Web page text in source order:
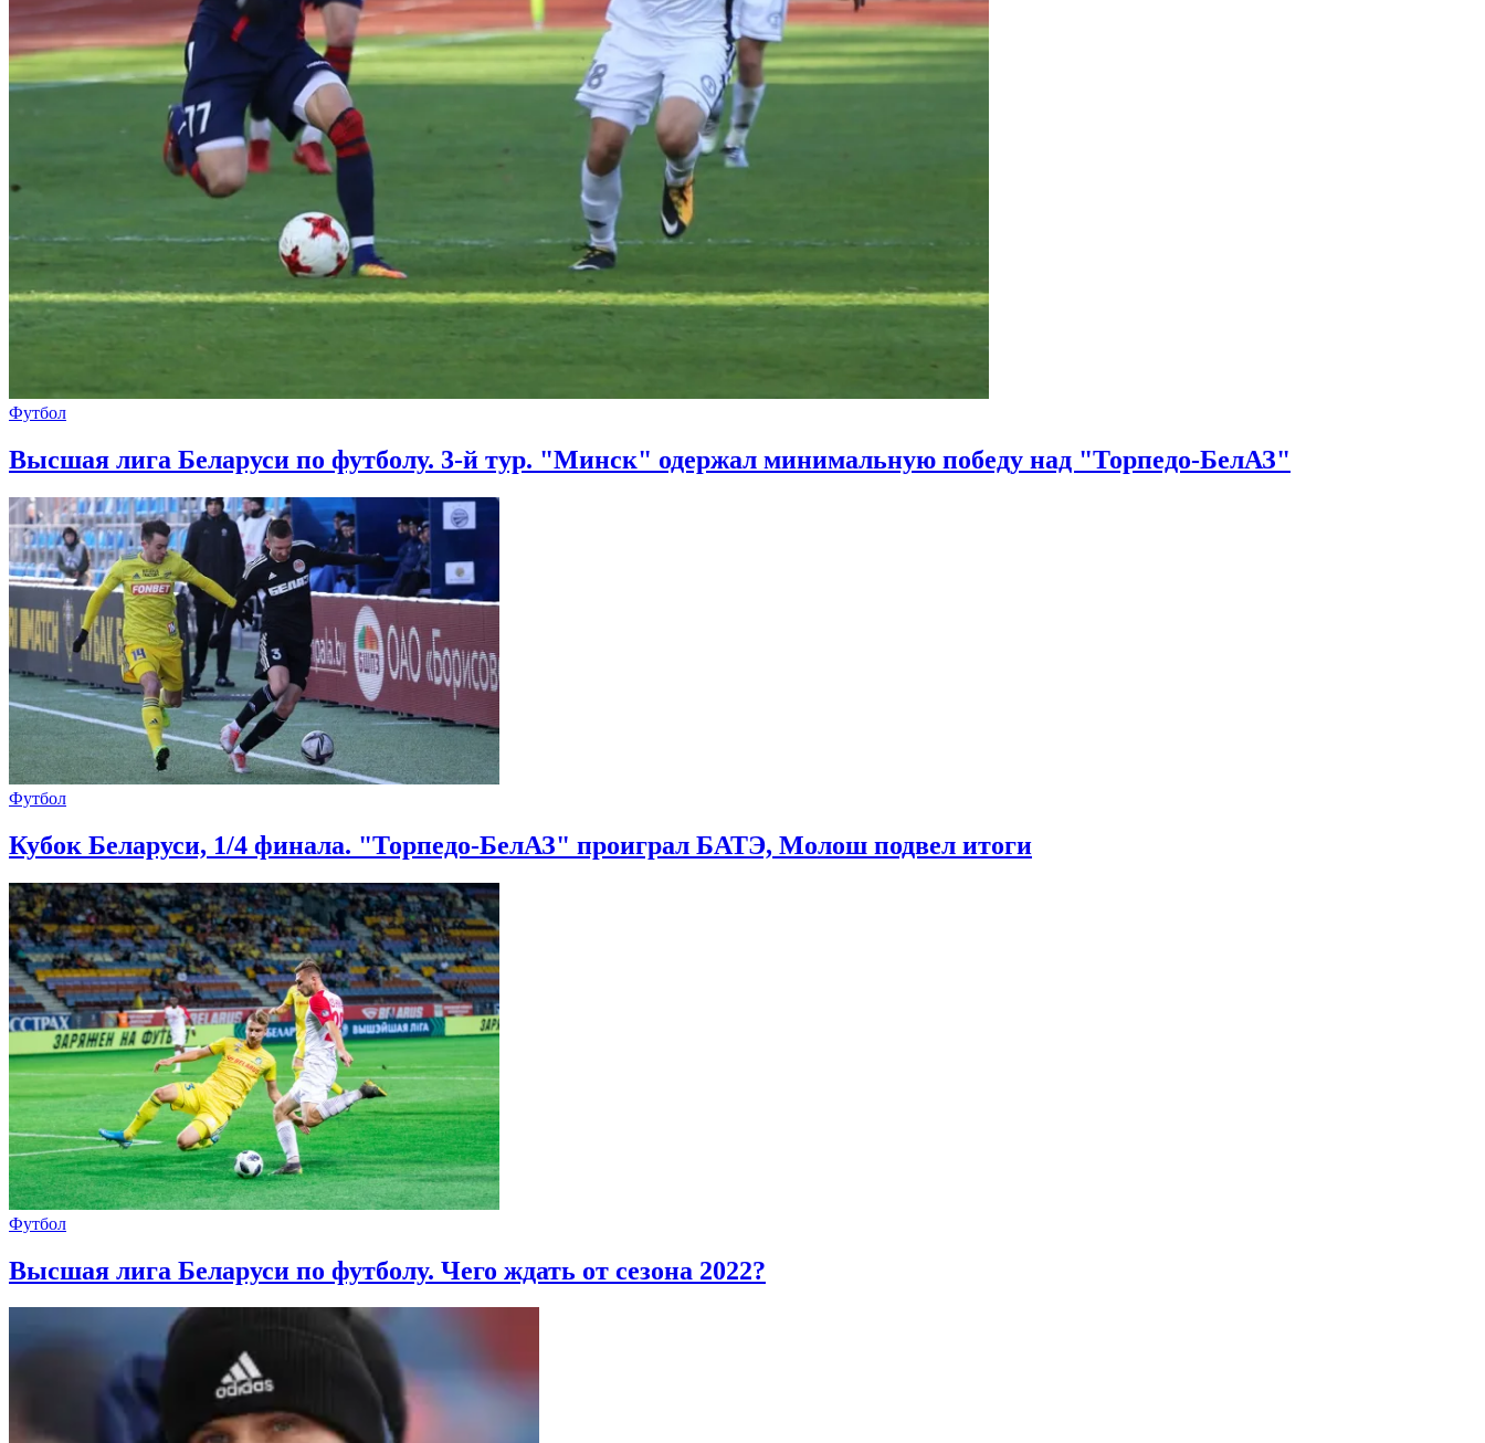
Футбол
Высшая лига Беларуси по футболу. 3-й тур. "Минск" одержал минимальную победу над "Торпедо-БелАЗ"
Футбол
Кубок Беларуси, 1/4 финала. "Торпедо-БелАЗ" проиграл БАТЭ, Молош подвел итоги
Футбол
Высшая лига Беларуси по футболу. Чего ждать от сезона 2022?